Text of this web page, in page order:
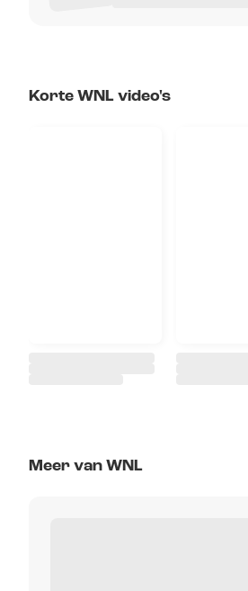
Korte WNL video's
Meer van WNL